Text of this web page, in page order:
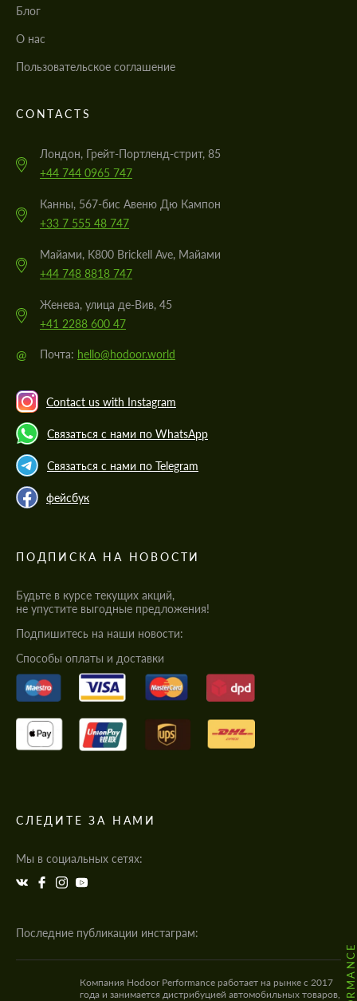
Блог
О нас
Пользовательское соглашение
CONTACTS
Лондон, Грейт-Портленд-стрит, 85
+44 744 0965 747
Канны, 567-бис Авеню Дю Кампон
+33 7 555 48 747
Майами, K800 Brickell Ave, Майами
+44 748 8818 747
Женева, улица де-Вив, 45
+41 2288 600 47
@ Почта: hello@hodoor.world
Contact us with Instagram
Связаться с нами по WhatsApp
Связаться с нами по Telegram
фейсбук
ПОДПИСКА НА НОВОСТИ
Будьте в курсе текущих акций,
не упустите выгодные предложения!
Подпишитесь на наши новости:
Cпособы оплаты и доставки
СЛЕДИТЕ ЗА НАМИ
Мы в социальных сетях:
Последние публикации инстаграм:
Компания Hodoor Performance работает на рынке с 2017
года и занимается дистрибуцией автомобильных товаров,